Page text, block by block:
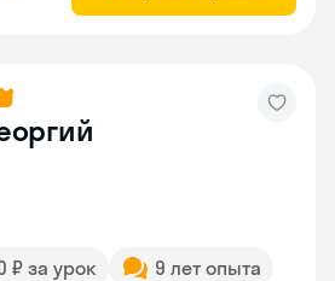
₽ за урок
9 лет опыта